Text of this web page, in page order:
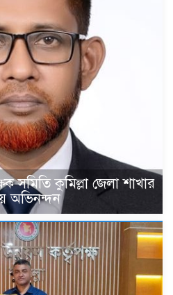
সমিতি কুমিল্লা জেলা শাখার
অভিনন্দন